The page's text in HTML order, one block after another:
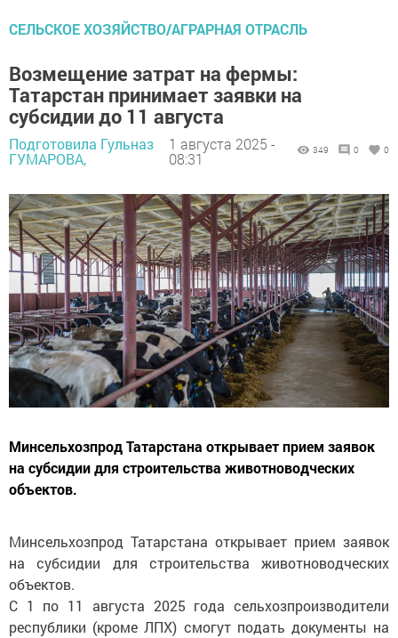
СЕЛЬСКОЕ ХОЗЯЙСТВО/АГРАРНАЯ ОТРАСЛЬ
Возмещение затрат на фермы:
Татарстан принимает заявки на
субсидии до 11 августа
Подготовила Гульназ
ГУМАРОВА,
1 августа 2025 -
08:31
349 0 0
Минсельхозпрод Татарстана открывает прием заявок
на субсидии для строительства животноводческих
объектов.
Минсельхозпрод Татарстана открывает прием заявок
на субсидии для строительства животноводческих
объектов.
С 1 по 11 августа 2025 года сельхозпроизводители
республики (кроме ЛПХ) смогут подать документы на